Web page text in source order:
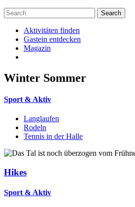
Aktivitäten finden
Gastein entdecken
Magazin
Winter Sommer
Sport & Aktiv
Langlaufen
Rodeln
Tennis in der Halle
Hikes
Sport & Aktiv